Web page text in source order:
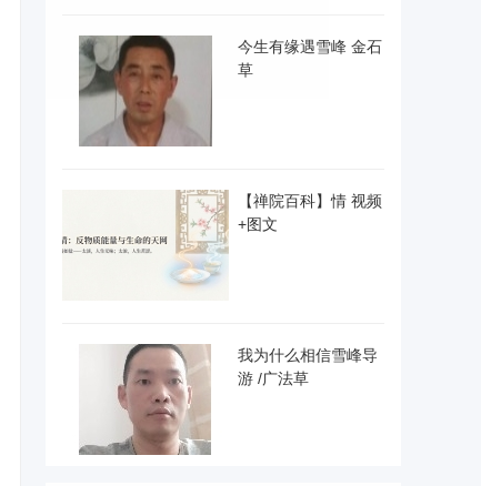
今生有缘遇雪峰 金石
草
【禅院百科】情 视频
+图文
我为什么相信雪峰导
游 /广法草